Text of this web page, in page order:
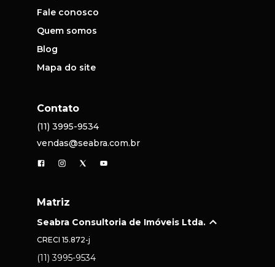
Fale conosco
Quem somos
Blog
Mapa do site
Contato
(11) 3995-9534
vendas@seabra.com.br
Matriz
Seabra Consultoria de Imóveis Ltda.
CRECI 15.872-j
(11) 3995-9534